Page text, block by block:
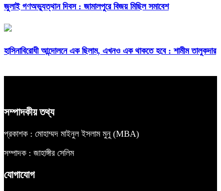
জুলাই গণঅভ্যুত্থান দিবস : জামালপুরে বিজয় মিছিল সমাবেশ
হাসিনাবিরোধী আন্দোলনে এক ছিলাম, এখনও এক থাকতে হবে : শামীম তালুকদার
সম্পাদকীয় তথ্য
প্রকাশক : মোহাম্মদ মাইনুল ইসলাম মুনু (MBA)
সম্পাদক : জাহাঙ্গীর সেলিম
যোগাযোগ